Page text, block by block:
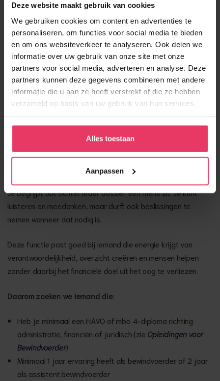
Deze website maakt gebruik van cookies
We gebruiken cookies om content en advertenties te
personaliseren, om functies voor social media te bieden
en om ons websiteverkeer te analyseren. Ook delen we
informatie over uw gebruik van onze site met onze
partners voor social media, adverteren en analyse. Deze
partners kunnen deze gegevens combineren met andere
informatie die u aan ze heeft verstrekt of die ze hebben
verzameld op basis van uw gebruik van hun services.
Alles toestaan
Aanpassen
degene die structuur aanbrengt, overzicht bewaart en ervoor
zorgt dat financiële beslissingen zorgvuldig worden genomen.
Jouw werkzaamheden bestaan onder andere uit:
Beheren van inkomsten, uitgaven, schulden en bezittingen
Opstellen en bewaken van budgetplannen
Aanvragen van toeslagen, verzekeringen en voorzieningen
Bezoeken van cliënten en bespreken van financiële
Je begrijpt dat achter ieder dossier een mens zit. Je kunt
luisteren en meedenken, maar durft ook beslissingen te
nemen wanneer dat nodig is.
Deze functie past goed bij iemand die energie krijgt van
verantwoordelijkheid, overzicht creëren en mensen helpen
zonder daarbij het financiële doel uit het oog te verliezen.
Daarom zoeken we iemand die:
Heb je minimaal een HAVO of mbo 4-diploma richting
administratie, financiën of juridisch (zie Opleidingen voor
Bewindvoerder)
Minimaal 1 jaar ervaring heeft als bewindvoerder of 2 jaar
als assistent bewindvoerder